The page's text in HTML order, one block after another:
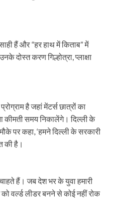
हैं और “हर हाथ में किताब” में
दोस्त करण गिल्होत्रा, प्लाक्षा
है जहां मेंटर्स छात्रों का
कीमती समय निकालेंगे। दिल्ली के
पर कहा, ‘हमने दिल्ली के सरकारी
की है।
हैं। जब देश भर के युवा हमारी
को वर्ल्ड लीडर बनने से कोई नहीं रोक